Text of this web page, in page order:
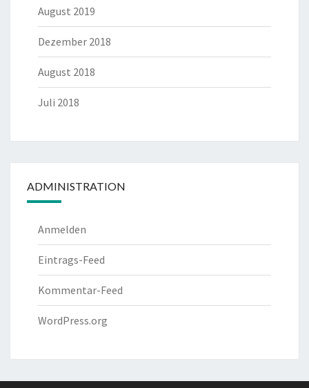
August 2019
Dezember 2018
August 2018
Juli 2018
ADMINISTRATION
Anmelden
Eintrags-Feed
Kommentar-Feed
WordPress.org